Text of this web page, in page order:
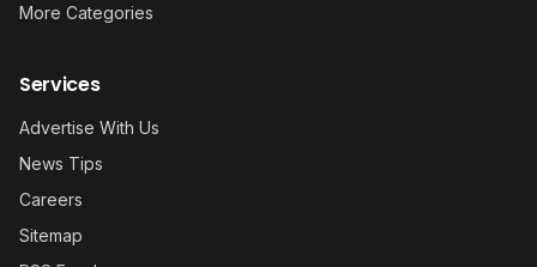
More Categories
Services
Advertise With Us
News Tips
Careers
Sitemap